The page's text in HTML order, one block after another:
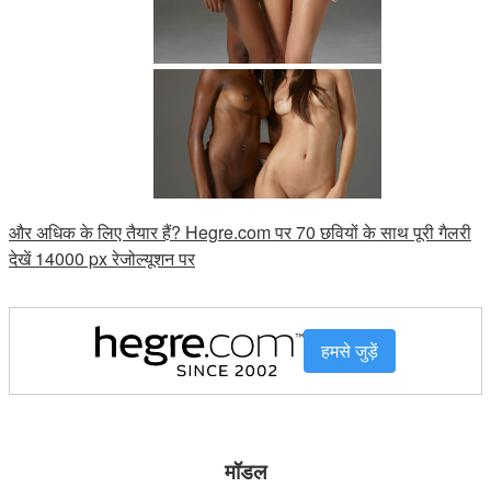
और अधिक के लिए तैयार हैं? Hegre.com पर 70 छवियों के साथ पूरी गैलरी
देखें 14000 px रेजोल्यूशन पर
हमसे जुड़ें
मॉडल